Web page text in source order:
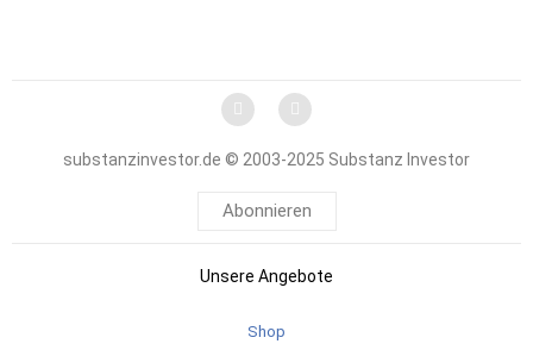
substanzinvestor.de © 2003-2025 Substanz Investor
Abonnieren
Unsere Angebote
Shop